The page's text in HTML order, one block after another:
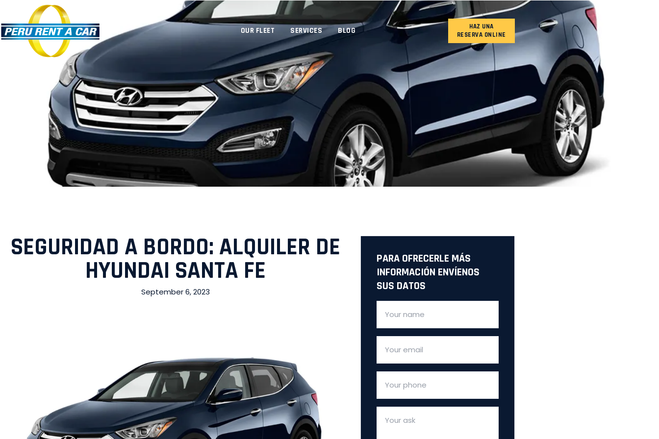
OUR FLEET SERVICES BLOG
HAZ UNA
RESERVA ONLINE
SEGURIDAD A BORDO: ALQUILER DE
HYUNDAI SANTA FE
September 6, 2023
PARA OFRECERLE MÁS
INFORMACIÓN ENVÍENOS
SUS DATOS